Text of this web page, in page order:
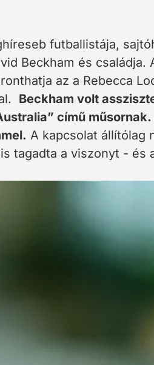
futballistája,
Beckham és családja.
az a Rebecca
Beckham volt
című
A kapcsolat állítólag
tagadta a viszonyt - és